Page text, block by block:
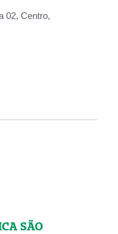
02, Centro,
SÃO